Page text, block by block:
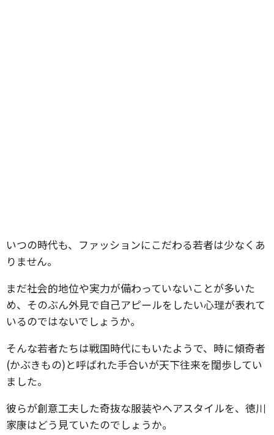
いつの時代も、ファッションにこだわる若者は少なくあ
りません。
まだ社会的地位や実力が備わっていないことが多いた
め、そのぶん外見で自己アピールをしたい心理が表れて
いるのではないでしょうか。
そんな若者たちは戦国時代にもいたようで、時に傾奇者
(かぶきもの)と呼ばれた手合いが天下往来を闊歩してい
ました。
彼らが創意工夫した奇抜な服装やヘアスタイルを、徳川
家康はどう見ていたのでしょうか。